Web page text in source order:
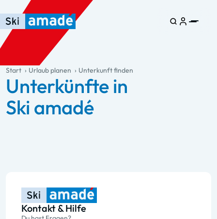
Zum Haupt-Inhalt springen
Springe zur Tabelle
Zur Haupt-Navigation springen
general.table-of-content
Start Urlaub planen Unterkunft finden
Unterkünfte in
Ski amadé
Kontakt & Hilfe